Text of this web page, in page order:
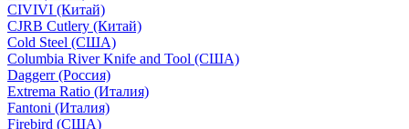
CIVIVI (Китай)
CJRB Cutlery (Китай)
Cold Steel (США)
Columbia River Knife and Tool (США)
Daggerr (Россия)
Extrema Ratio (Италия)
Fantoni (Италия)
Firebird (США)